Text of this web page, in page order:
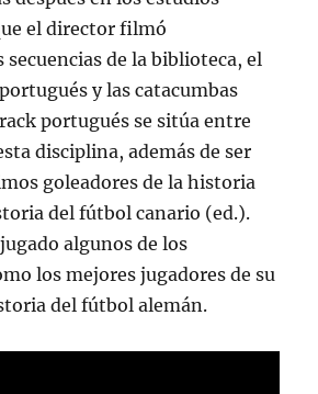
el director filmó
de la biblioteca, el
y las catacumbas
portugués se sitúa entre
disciplina, además de ser
goleadores de la historia
del fútbol canario (ed.).
algunos de los
los mejores jugadores de su
del fútbol alemán.